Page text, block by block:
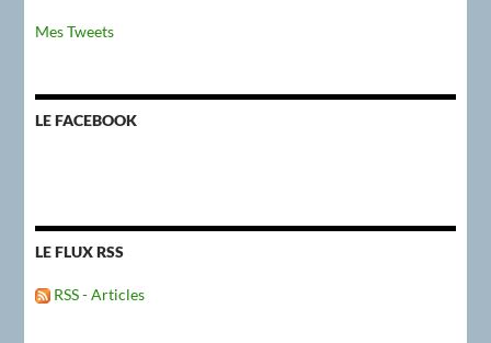
Mes Tweets
LE FACEBOOK
LE FLUX RSS
RSS - Articles